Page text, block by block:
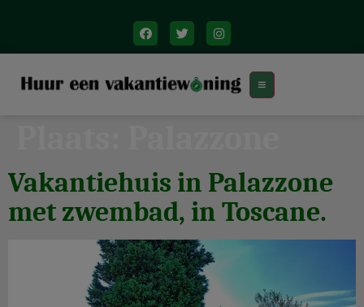
Vakantiehuis in Palazzone
met zwembad, in Toscane.